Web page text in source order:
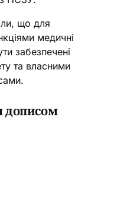
що для
медичні
забезпечені
та власними
дописом